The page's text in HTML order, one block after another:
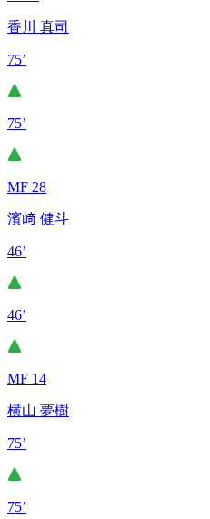
香川 真司
75’
75’
MF 28
濱﨑 健斗
46’
46’
MF 14
横山 夢樹
75’
75’